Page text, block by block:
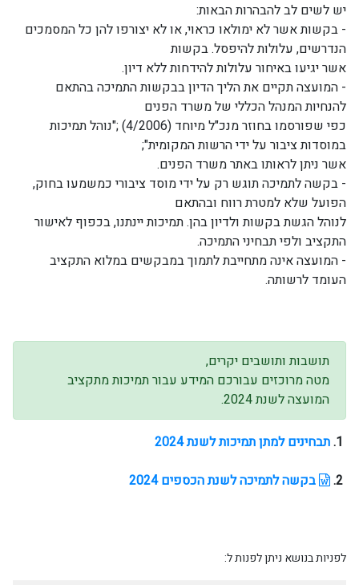
יש לשים לב להבהרות הבאות:
- בקשות אשר לא ימולאו כראוי, או לא יצורפו להן כל המסמכים
הנדרשים, עלולות להיפסל. בקשות
אשר יגיעו באיחור עלולות להידחות ללא דיון.
- המועצה תקיים את הליך הדיון בבקשות התמיכה בהתאם
להנחיות המנהל הכללי של משרד הפנים
כפי שפורסמו בחוזר מנכ"ל מיוחד (4/2006) ;"נוהל תמיכות
במוסדות ציבור על ידי הרשות המקומית";
אשר ניתן לראותו באתר משרד הפנים.
- בקשה לתמיכה תוגש רק על ידי מוסד ציבורי כמשמעו בחוק,
הפועל שלא למטרת רווח ובהתאם
לנוהל הגשת בקשות ולדיון בהן. תמיכות יינתנו, בכפוף לאישור
התקציב ולפי תבחיני התמיכה.
- המועצה אינה מתחייבת לתמוך במבקשים במלוא התקציב
העומד לרשותה.
תושבות ותושבים יקרים,
מטה מרוכזים עבורכם המידע עבור תמיכות מתקציב
המועצה לשנת 2024.
תבחינים למתן תמיכות לשנת 2024
2.
בקשה לתמיכה לשנת הכספים 2024
לפניות בנושא ניתן לפנות ל: